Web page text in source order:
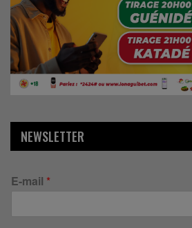
NEWSLETTER
E-mail *